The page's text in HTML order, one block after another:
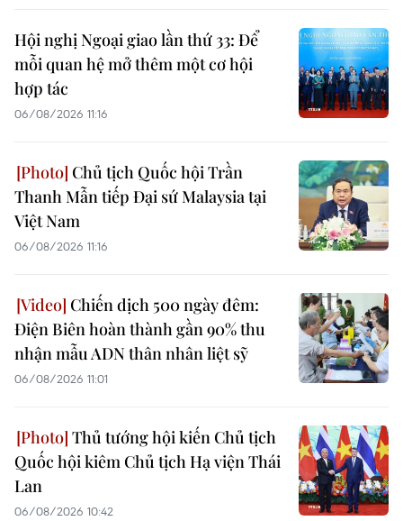
Hội nghị Ngoại giao lần thứ 33: Để
mỗi quan hệ mở thêm một cơ hội
hợp tác
06/08/2026 11:16
Chủ tịch Quốc hội Trần
Thanh Mẫn tiếp Đại sứ Malaysia tại
Việt Nam
06/08/2026 11:16
Chiến dịch 500 ngày đêm:
Điện Biên hoàn thành gần 90% thu
nhận mẫu ADN thân nhân liệt sỹ
06/08/2026 11:01
Thủ tướng hội kiến Chủ tịch
Quốc hội kiêm Chủ tịch Hạ viện Thái
Lan
06/08/2026 10:42